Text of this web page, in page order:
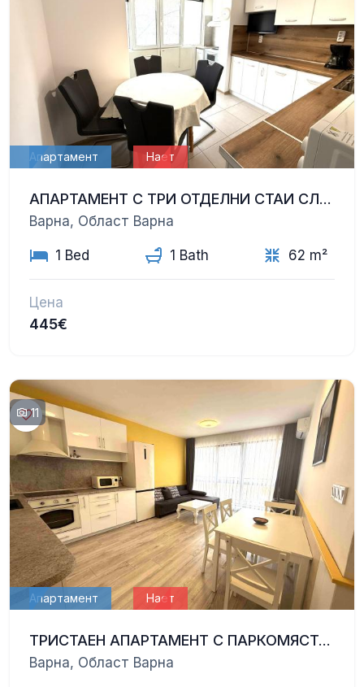
Апартамент Нает
АПАРТАМЕНТ С ТРИ ОТДЕЛНИ СТАИ СЛЕД ОСНОВЕН РЕМОНТ
Варна, Област Варна
1 Bed 1 Bath 62 m²
Цена
445€
11
Апартамент Нает
ТРИСТАЕН АПАРТАМЕНТ С ПАРКОМЯСТО – ТОП ЦЕНТЪР, КАТЕДРАЛАТА
Варна, Област Варна